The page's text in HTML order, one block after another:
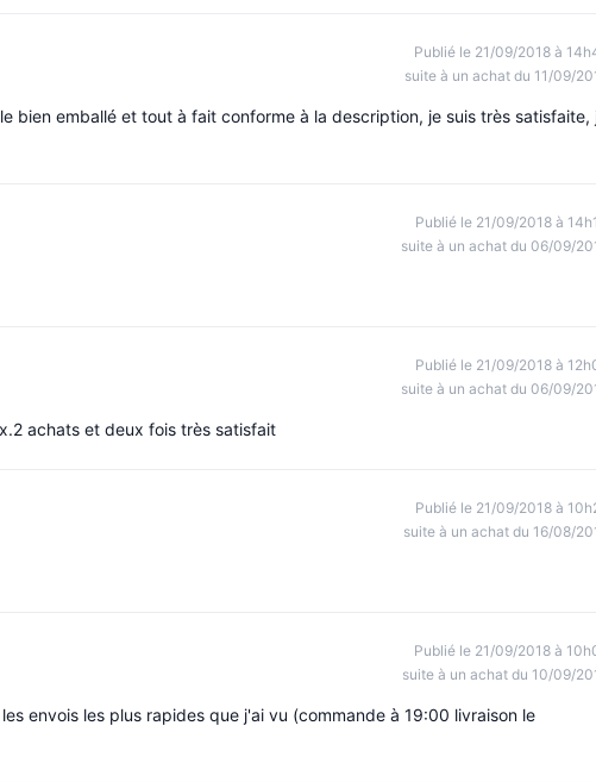
Publié le 21/09/2018 à
suite à un achat du 11/09/
bien emballé et tout à fait conforme à la description, je suis très satisfaite,
Publié le 21/09/2018 à
suite à un achat du 06/09/
Publié le 21/09/2018 à
suite à un achat du 06/09/
achats et deux fois très satisfait
Publié le 21/09/2018 à
suite à un achat du 16/08/
Publié le 21/09/2018 à
suite à un achat du 10/09/
envois les plus rapides que j'ai vu (commande à 19:00 livraison le